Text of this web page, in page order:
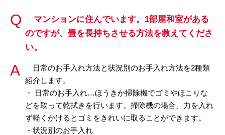
マンションに住んでいます。1部屋和室がある
のですが、畳を長持ちさせる方法を教えてくださ
い。
日常のお手入れ方法と状況別のお手入れ方法を2種類
紹介します。
・ 日常のお手入れ…ほうきか掃除機でゴミやほこりな
どを取って乾拭きを行います。掃除機の場合、力を入れ
ず軽くかけるとゴミをきれいに取ることができます。
・状況別のお手入れ